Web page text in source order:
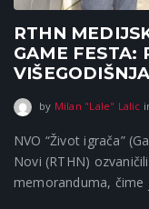
RTHN
GAME FESTA:
by Milan "Lale" Lalic
NVO “Život igrača”
Novi (RTHN)
memoranduma,